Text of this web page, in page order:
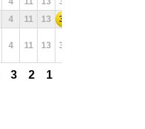
4 11 13 32
4 11 13 32
3 2 1